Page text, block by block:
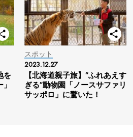
を
スポット
2023.12.27
【北海道親子旅】“ふれあえす
ぎる”動物園「ノースサファリ
サッポロ」に驚いた！